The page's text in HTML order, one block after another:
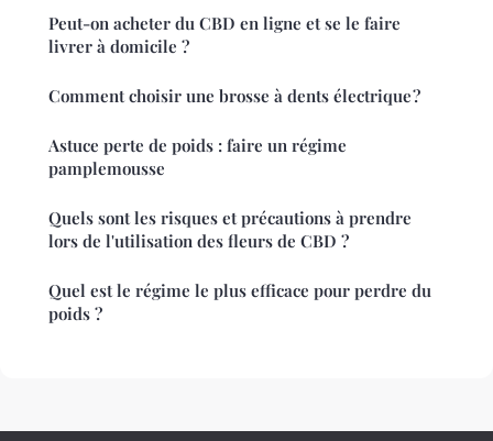
Peut-on acheter du CBD en ligne et se le faire
livrer à domicile ?
Comment choisir une brosse à dents électrique ?
Astuce perte de poids : faire un régime
pamplemousse
Quels sont les risques et précautions à prendre
lors de l'utilisation des fleurs de CBD ?
Quel est le régime le plus efficace pour perdre du
poids ?